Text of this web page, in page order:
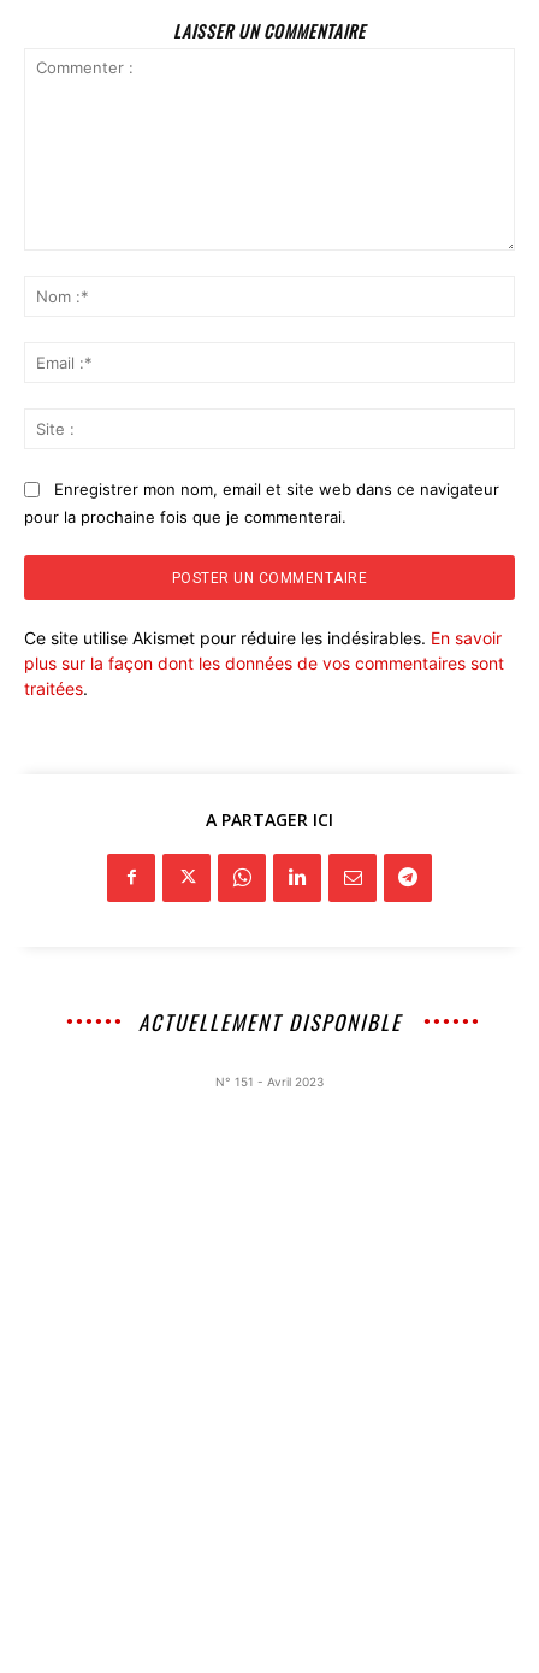
LAISSER UN COMMENTAIRE
Enregistrer mon nom, email et site web dans ce navigateur
pour la prochaine fois que je commenterai.
Ce site utilise Akismet pour réduire les indésirables. En savoir
plus sur la façon dont les données de vos commentaires sont
traitées.
A PARTAGER ICI
ACTUELLEMENT DISPONIBLE
N° 151 - Avril 2023